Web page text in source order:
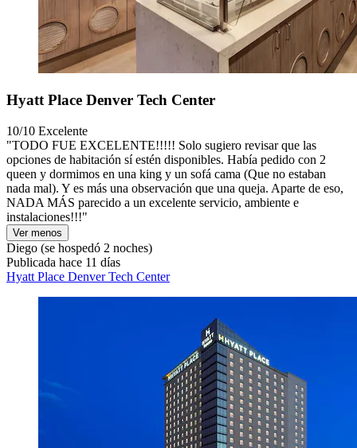
Hyatt Place Denver Tech Center
10/10 Excelente
"TODO FUE EXCELENTE!!!!! Solo sugiero revisar que las
opciones de habitación sí estén disponibles. Había pedido con 2
queen y dormimos en una king y un sofá cama (Que no estaban
nada mal). Y es más una observación que una queja. Aparte de eso,
NADA MÁS parecido a un excelente servicio, ambiente e
instalaciones!!!"
Ver menos
Diego (se hospedó 2 noches)
Publicada hace 11 días
Hyatt Place Denver Tech Center